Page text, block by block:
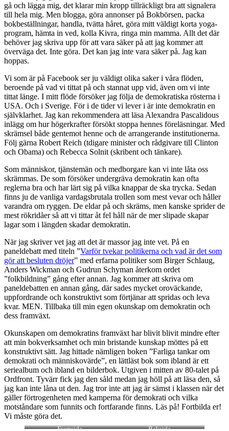
gå och lägga mig, det klarar min kropp tillräckligt bra att signalera
till hela mig. Men blogga, göra annonser på Bokbörsen, packa
bokbeställningar, handla, tvätta håret, göra mitt väldigt korta yoga-
program, hämta in ved, kolla Kivra, ringa min mamma. Allt det där
behöver jag skriva upp för att vara säker på att jag kommer att
överväga det. Inte göra. Det kan jag inte vara säker på. Jag kan
hoppas.
Vi som är på Facebook ser ju väldigt olika saker i våra flöden,
beroende på vad vi tittat på och stannat upp vid, även om vi inte
tittat länge. I mitt flöde försöker jag följa de demokratiska rösterna i
USA. Och i Sverige. För i de tider vi lever i är inte demokratin en
självklarhet. Jag kan rekommendera att läsa Alexandra Pascalidous
inlägg om hur högerkrafter försökt stoppa hennes föreläsningar. Med
skrämsel både gentemot henne och de arrangerande institutionerna.
Följ gärna Robert Reich (tdigare minister och rådgivare till Clinton
och Obama) och Rebecca Solnit (skribent och tänkare).
Som människor, tjänstemän och medborgare kan vi inte låta oss
skrämmas. De som försöker undergräva demokratin kan ofta
reglerna bra och har lärt sig på vilka knappar de ska trycka. Sedan
finns ju de vanliga vardagsbrutala trollen som mest vevar och håller
varandra om ryggen. De eldar på och skräms, men kanske sprider de
mest rökridåer så att vi tittar åt fel håll när de mer slipade skapar
lagar som i längden skadar demokratin.
När jag skriver vet jag att det är massor jag inte vet. På en
paneldebatt med titeln ”Varför tvekar politikerna och vad är det som
gör att besluten dröjer” med erfarna politiker som Birger Schlaug,
Anders Wickman och Gudrun Schyman återkom ordet
”folkbildning” gång efter annan. Jag kommer att skriva om
paneldebatten en annan gång, där sades mycket oroväckande,
uppfordrande och konstruktivt som förtjänar att spridas och leva
kvar. MEN. Tillbaka till min egen okunskap om demokratin och
dess framväxt.
Okunskapen om demokratins framväxt har blivit blivit mindre efter
att min bokverksamhet och min bristande kunskap möttes på ett
konstruktivt sätt. Jag hittade nämligen boken ”Farliga tankar om
demokrati och människovärde”, en lättläst bok som ibland är ett
seriealbum och ibland en bilderbok. Utgiven i mitten av 80-talet på
Ordfront. Tyvärr fick jag den såld medan jag höll på att läsa den, så
jag kan inte låna ut den. Jag tror inte att jag är sämst i klassen när det
gäller förtrogenheten med kamperna för demokrati och vilka
motståndare som funnits och fortfarande finns. Läs på! Fortbilda er!
Vi måste göra det.
Framsida Baksida